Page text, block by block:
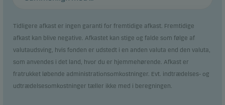
Tidligere afkast er ingen garanti for fremtidige afkast. Fremtidige
afkast kan blive negative. Afkastet kan stige og falde som følge af
valutaudsving, hvis fonden er udstedt i en anden valuta end den valuta,
som anvendes i det land, hvor du er hjemmehørende. Afkast er
fratrukket løbende administrationsomkostninger. Evt. indtrædelses- og
udtrædelsesomkostninger tæller ikke med i beregningen.